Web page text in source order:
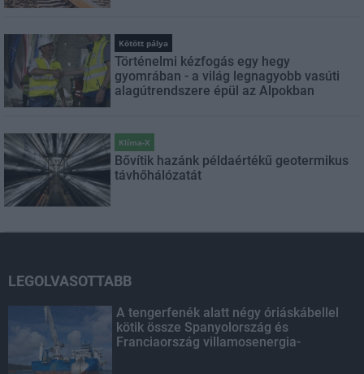
Kötött pálya
Történelmi kézfogás egy hegy
gyomrában - a világ legnagyobb vasúti
alagútrendszere épül az Alpokban
Klíma-X
Bővítik hazánk példaértékű geotermikus
távhőhálózatát
LEGOLVASOTTABB
A tengerfenék alatt négy óriáskábellel
kötik össze Spanyolország és
Franciaország villamosenergia-